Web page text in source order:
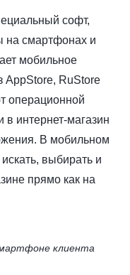
софт,
на смартфонах и
мобильное
AppStore, RuStore
операционной
интернет-магазин
В мобильном
выбирать и
прямо как на
клиента